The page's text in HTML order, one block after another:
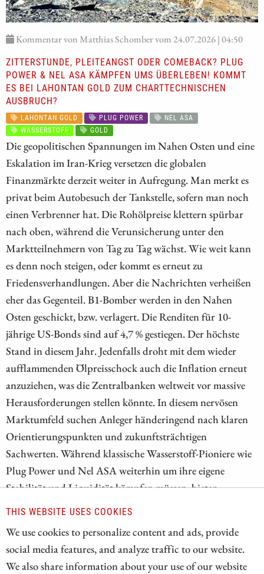
THIS WEBSITE USES COOKIES
We use cookies to personalize content and ads, provide
social media features, and analyze traffic to our website.
We also share information about your use of our website
Kommentar von Matthias Schomber vom 24.07.2026 | 04:50
ZITTERSTUNDE, PLEITEANGST ODER COMEBACK? PLUG
POWER & NEL ASA KÄMPFEN UMS ÜBERLEBEN! KOMMT
ES BEI LAHONTAN GOLD ZUM CHARTTECHNISCHEN
AUSBRUCH?
LAHONTAN GOLD PLUG POWER
NEL ASA
WASSERSTOFF
GOLD
Die geopolitischen Spannungen im Nahen Osten und eine
Eskalation im Iran-Krieg versetzen die globalen
Finanzmärkte derzeit weiter in Aufregung. Man merkt es
privat beim Autobesuch der Tankstelle, sofern man noch
einen Verbrenner hat. Die Rohölpreise klettern spürbar
nach oben, während die Verunsicherung unter den
Marktteilnehmern von Tag zu Tag wächst. Wie weit kann
es denn noch steigen, oder kommt es erneut zu
Friedensverhandlungen. Aber die Nachrichten verheißen
eher das Gegenteil. B1-Bomber werden in den Nahen
Osten geschickt, bzw. verlagert. Die Renditen für 10-
jährige US-Bonds sind auf 4,7 % gestiegen. Der höchste
Stand in diesem Jahr. Jedenfalls droht mit dem wieder
aufflammenden Ölpreisschock auch die Inflation erneut
anzuziehen, was die Zentralbanken weltweit vor massive
Herausforderungen stellen könnte. In diesem nervösen
Marktumfeld suchen Anleger händeringend nach klaren
Orientierungspunkten und zukunftsträchtigen
Sachwerten. Während klassische Wasserstoff-Pioniere wie
Plug Power und Nel ASA weiterhin um ihre eigene
Stabilität und Liquidität kämpfen müssen, bieten
Portfolio sicherer aufstellen möchte, muss auf jeden Fall
genau hinschauen.